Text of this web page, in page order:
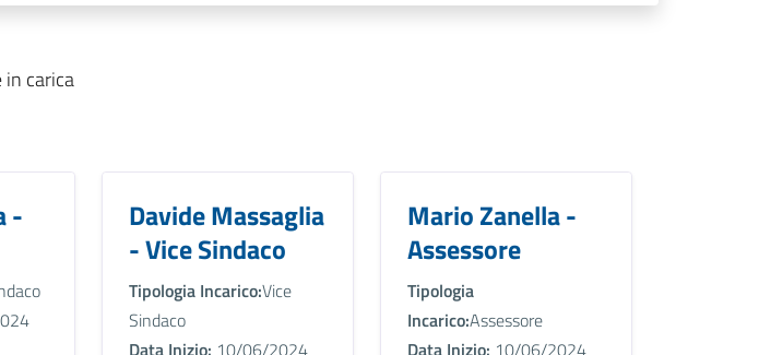
carica
-
Davide Massaglia
- Vice Sindaco
Tipologia Incarico:Vice
Sindaco
Mario Zanella -
Assessore
Tipologia
Incarico:Assessore